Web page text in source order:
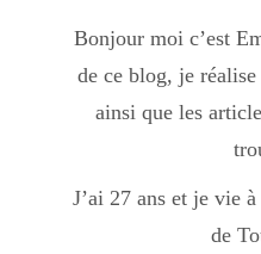
Bonjour moi c’est
de ce blog, je
ainsi que les
J’ai 27 ans et je vie
de